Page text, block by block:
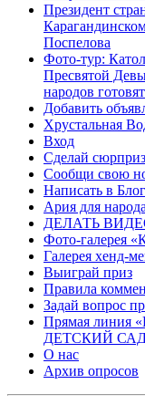
Президент
Поспелова
Фото-тур:
Пресвятой
народов
Добавить
Хрустальная
Вход
Сделай
Сообщи свою
Написать в
Ария для народа
ДЕЛАТЬ
Фото-галерея
Галерея хенд-
Выиграй приз
Правила
Задай вопрос
Прямая линия
ДЕТСКИЙ
О нас
Архив опросов